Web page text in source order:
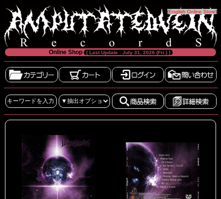
[English Online Store]
Online Shop [ Last Update : July 31, 2026 (Fri.) ]